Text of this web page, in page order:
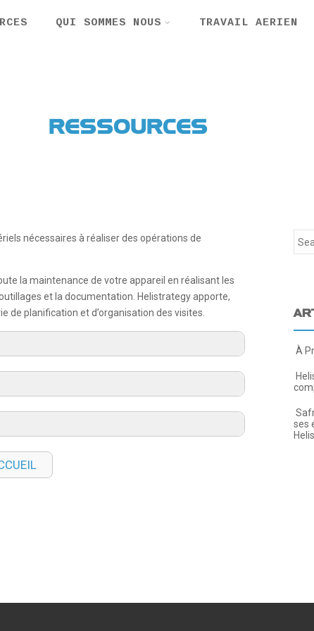
QUI SOMMES NOUS TRAVAIL AERIEN
RESSOURCES
nécessaires à réaliser des opérations de
la maintenance de votre appareil en réalisant les
et la documentation. Helistrategy apporte,
de planification et d’organisation des visites.
À
ses